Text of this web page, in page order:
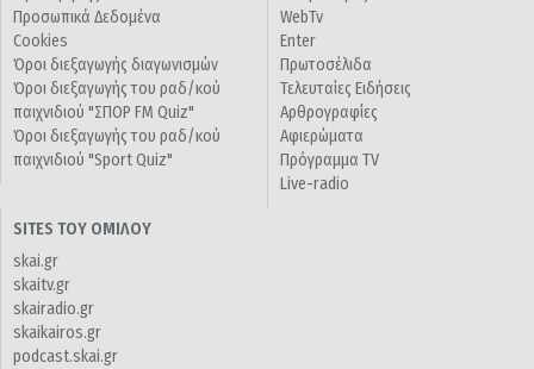
Προσωπικά Δεδομένα
Cookies
Όροι διεξαγωγής διαγωνισμών
Όροι διεξαγωγής του ραδ/κού
παιχνιδιού "ΣΠΟΡ FM Quiz"
Όροι διεξαγωγής του ραδ/κού
παιχνιδιού "Sport Quiz"
WebTv
Enter
Πρωτοσέλιδα
Τελευταίες Ειδήσεις
Αρθρογραφίες
Αφιερώματα
Πρόγραμμα TV
Live-radio
SITES ΤΟΥ ΟΜΙΛΟΥ
skai.gr
skaitv.gr
skairadio.gr
skaikairos.gr
podcast.skai.gr